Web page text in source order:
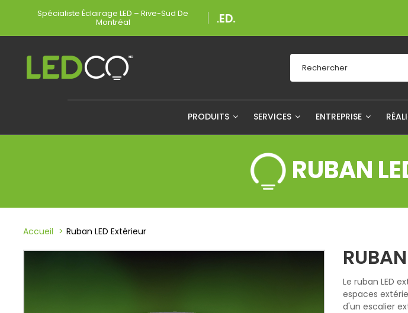
Spécialiste Éclairage LED – Rive-Sud De
Montréal
PRODUITS SERVICES ENTREPRISE
RUBAN
Accueil Ruban LED Extérieur
Le ruban LED
espaces
d'un escalier